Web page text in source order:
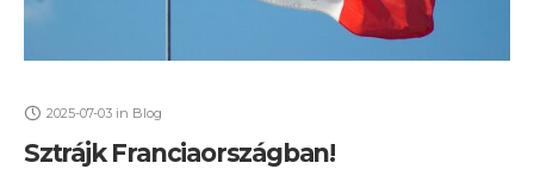
2025-07-03 in Blog
Sztrájk Franciaországban!